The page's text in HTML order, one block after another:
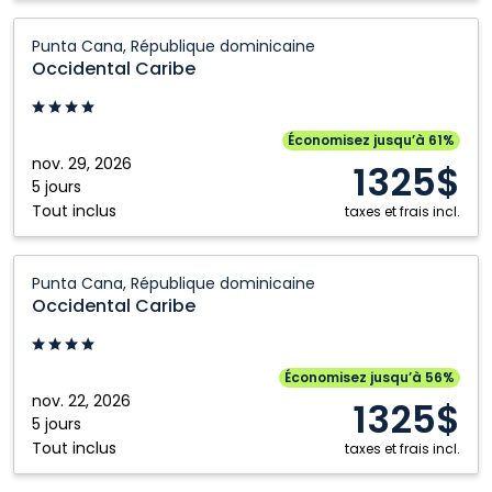
Punta Cana, République dominicaine
Occidental Caribe
nov. 29, 2026
5 jours
Tout inclus
Économisez jusqu’à 61%
1325$
taxes et frais incl.
Caribe:
Punta
Cana,
dominicaine
Punta Cana, République dominicaine
Occidental Caribe
nov. 22, 2026
5 jours
Tout inclus
Économisez jusqu’à 56%
1325$
taxes et frais incl.
Caribe:
Punta
Cana,
dominicaine